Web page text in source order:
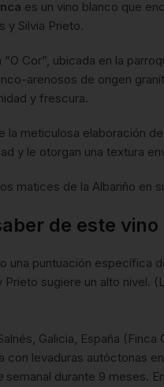
es un vino blanco que
y Silvia Prieto.
Cor”, ubicada en la
arenosos de origen
y frescura.
la meticulosa elaboración
y le otorgan una textura
matices de la Albariño en
de este vino
una puntuación específica
sugiere un alto nivel.
Galicia, España
con levaduras autóctonas
semanal durante 9 meses.